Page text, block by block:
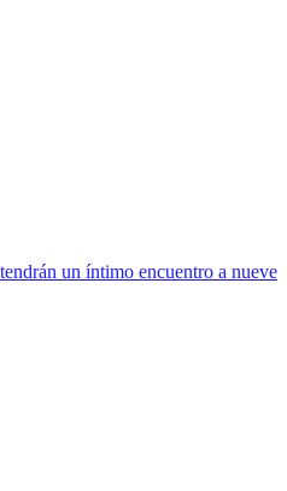
un íntimo encuentro a nueve